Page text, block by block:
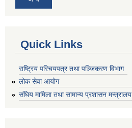
Quick Links
राष्ट्रिय परिचयपत्र तथा पञ्जिकरण विभाग
लोक सेवा आयोग
संघिय मामिला तथा सामान्य प्रशासन मन्त्रालय